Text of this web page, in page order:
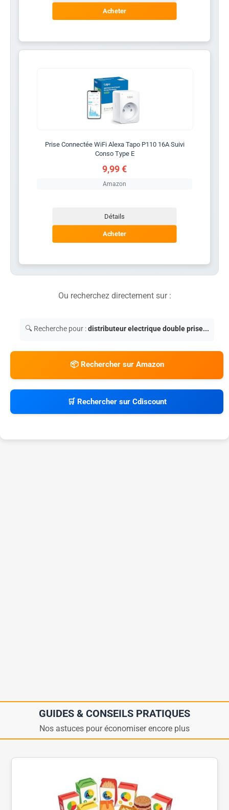
Acheter
Prise Connectée WiFi Alexa Tapo P110 16A Suivi
Conso Type E
9,99 €
Amazon
Détails
Acheter
Ou recherchez directement sur :
🔍 Recherche pour :distributeur electrique double prise...
📦 Rechercher sur Amazon
🛒 Rechercher sur Cdiscount
GUIDES & CONSEILS PRATIQUES
Nos astuces pour économiser encore plus